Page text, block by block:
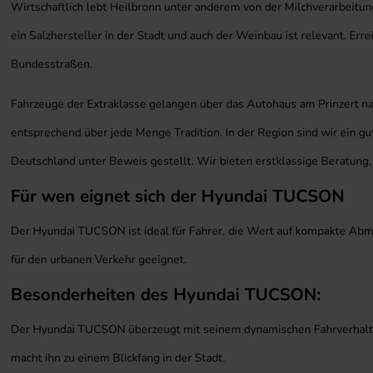
Wirtschaftlich lebt Heilbronn unter anderem von der
ein Salzhersteller in der Stadt und auch der Weinbau ist relevant.
Bundesstraßen.
Fahrzeuge der Extraklasse gelangen über das Autohaus am
entsprechend über jede Menge Tradition. In der Region sind wir ein
Deutschland unter Beweis gestellt. Wir bieten erstklassige
Für wen eignet sich der Hyundai TUCSON
Der Hyundai TUCSON ist ideal für Fahrer, die Wert auf kompakte
für den urbanen Verkehr geeignet.
Besonderheiten des Hyundai TUCSON:
Der Hyundai TUCSON überzeugt mit seinem dynamischen
macht ihn zu einem Blickfang in der Stadt.